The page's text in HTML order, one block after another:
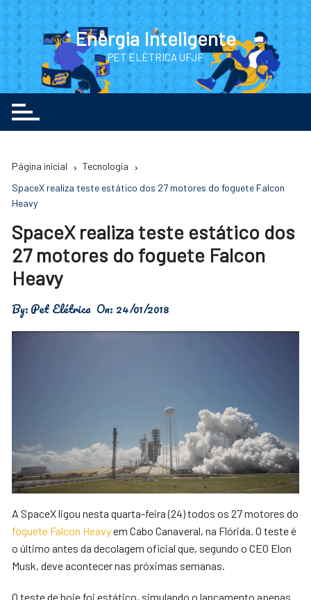
Ir
para
o
conteúdo
Energia Inteligente
PET ELÉTRICA UFJF
Página inicial
Tecnologia
SpaceX realiza teste estático dos 27 motores do foguete Falcon
Heavy
SpaceX realiza teste estático dos
27 motores do foguete Falcon
Heavy
By:Pet Elétrica On: 24/01/2018
A SpaceX ligou nesta quarta-feira (24) todos os 27 motores do
foguete Falcon Heavyem Cabo Canaveral, na Flórida. O teste é
o último antes da decolagem oficial que, segundo o CEO Elon
Musk, deve acontecer nas próximas semanas.
O teste de hoje foi estático, simulando o lançamento apenas